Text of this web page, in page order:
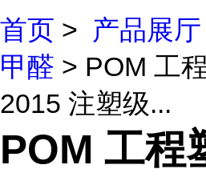
首页 > 产品展厅
甲醛 > POM 工
2015 注塑级...
POM 工程